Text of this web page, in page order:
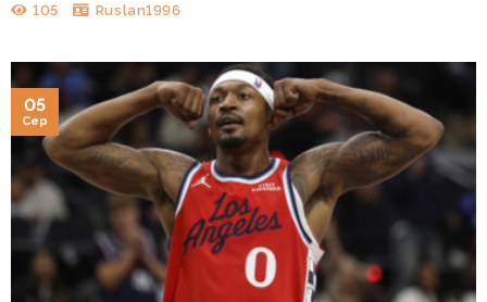
105 Ruslan1996
05
Сер